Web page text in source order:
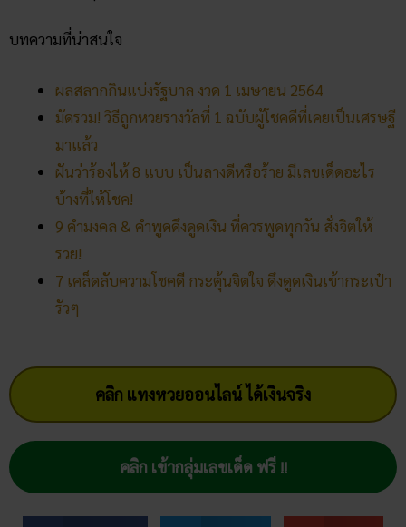
บทความที่น่าสนใจ
ผลสลากกินแบ่งรัฐบาล งวด 1 เมษายน 2564
มัดรวม! วิธีถูกหวยรางวัลที่ 1 ฉบับผู้โชคดีที่เคยเป็นเศรษฐี
มาแล้ว
ฝันว่าร้องไห้ 8 แบบ เป็นลางดีหรือร้าย มีเลขเด็ดอะไร
บ้างที่ให้โชค!
9 คำมงคล & คำพูดดึงดูดเงิน ที่ควรพูดทุกวัน สั่งจิตให้
รวย!
7 เคล็ดลับความโชคดี กระตุ้นจิตใจ ดึงดูดเงินเข้ากระเป๋า
รัวๆ
คลิก แทงหวยออนไลน์ ได้เงินจริง
คลิก เข้ากลุ่มเลขเด็ด ฟรี !!